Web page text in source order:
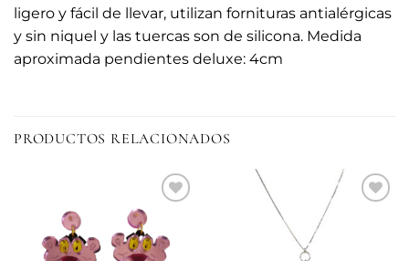
ligero y fácil de llevar, utilizan fornituras antialérgicas
y sin niquel y las tuercas son de silicona. Medida
aproximada pendientes deluxe: 4cm
PRODUCTOS RELACIONADOS
lista de
deseos